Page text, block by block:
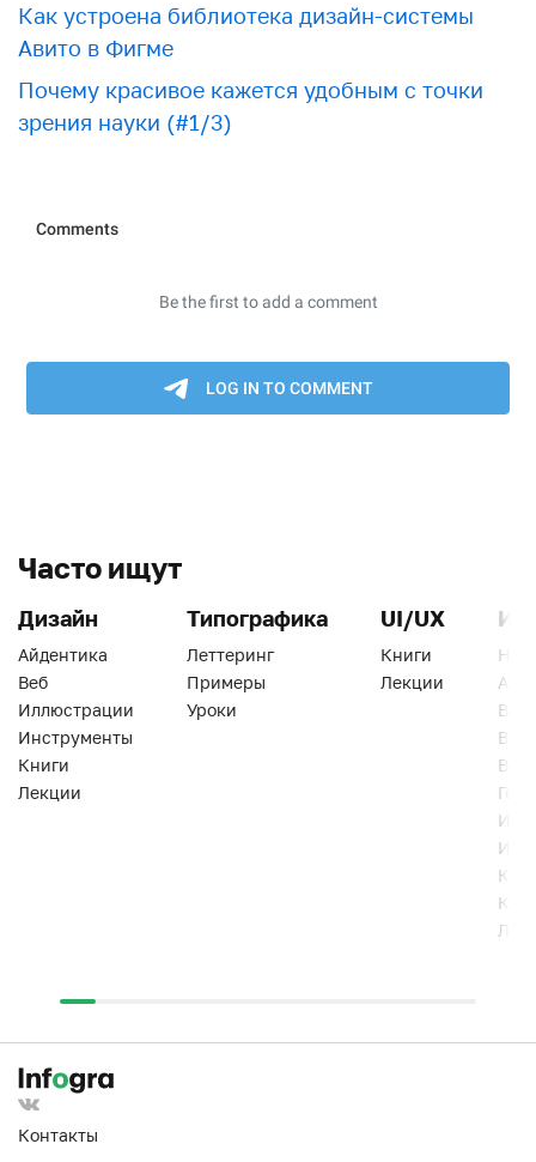
Как устроена библиотека дизайн-системы
Авито в Фигме
Почему красивое кажется удобным с точки
зрения науки (#1/3)
Часто ищут
Дизайн
Айдентика
Веб
Иллюстрации
Инструменты
Книги
Лекции
Типографика
Леттеринг
Примеры
Уроки
UI/UX
Книги
Лекции
Веб
Контакты